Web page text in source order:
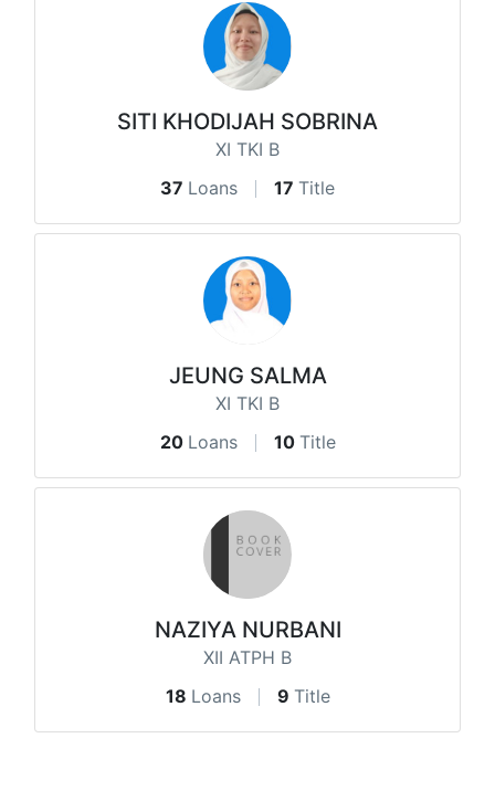
SITI KHODIJAH SOBRINA
XI TKI B
37 Loans 17 Title
JEUNG SALMA
XI TKI B
20 Loans 10 Title
NAZIYA NURBANI
XII ATPH B
18 Loans 9 Title